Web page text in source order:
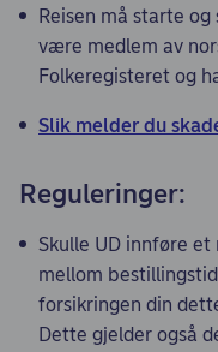
Reisen må starte
være medlem av
Folkeregisteret og
Slik melder du
Reguleringer:
Skulle UD innføre
mellom
forsikringen din
Dette gjelder også